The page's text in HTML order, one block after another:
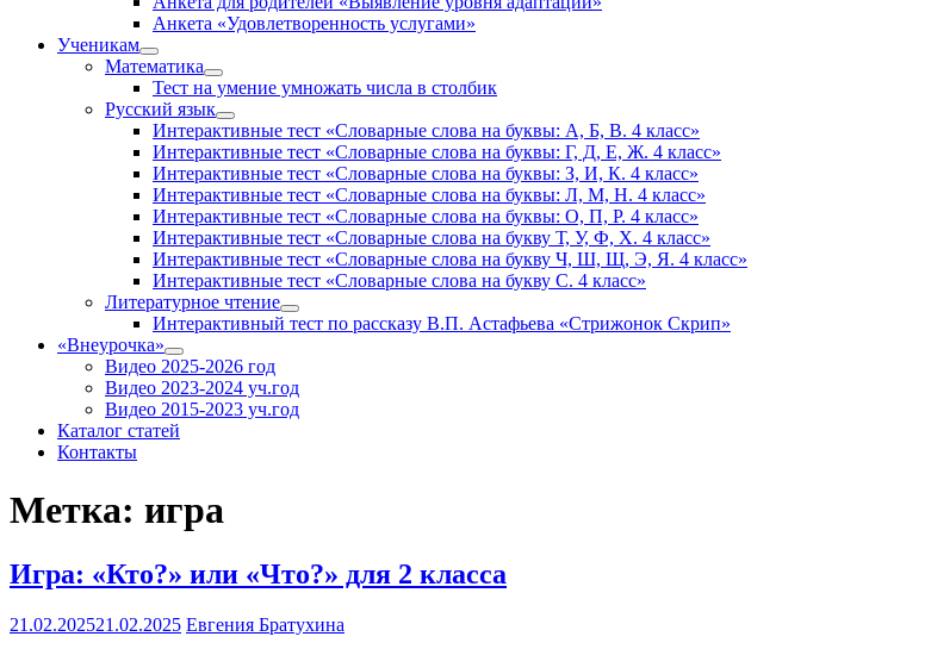
Анкета «Удовлетворенность услугами»
Ученикам
Математика
Тест на умение умножать числа в столбик
Русский язык
Интерактивные тест «Словарные слова на буквы: А, Б, В. 4 класс»
Интерактивные тест «Словарные слова на буквы: Г, Д, Е, Ж. 4 класс»
Интерактивные тест «Словарные слова на буквы: З, И, К. 4 класс»
Интерактивные тест «Словарные слова на буквы: Л, М, Н. 4 класс»
Интерактивные тест «Словарные слова на буквы: О, П, Р. 4 класс»
Интерактивные тест «Словарные слова на букву Т, У, Ф, Х. 4 класс»
Интерактивные тест «Словарные слова на букву Ч, Ш, Щ, Э, Я. 4 класс»
Интерактивные тест «Словарные слова на букву С. 4 класс»
Литературное чтение
Интерактивный тест по рассказу В.П. Астафьева «Стрижонок Скрип»
«Внеурочка»
Видео 2025-2026 год
Видео 2023-2024 уч.год
Видео 2015-2023 уч.год
Каталог статей
Контакты
Метка: игра
Игра: «Кто?» или «Что?» для 2 класса
21.02.202521.02.2025 Евгения Братухина